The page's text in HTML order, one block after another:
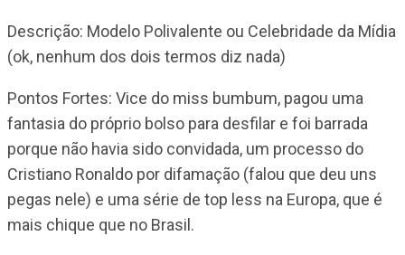
Descrição: Modelo Polivalente ou Celebridade da Mídia
(ok, nenhum dos dois termos diz nada)
Pontos Fortes: Vice do miss bumbum, pagou uma
fantasia do próprio bolso para desfilar e foi barrada
porque não havia sido convidada, um processo do
Cristiano Ronaldo por difamação (falou que deu uns
pegas nele) e uma série de top less na Europa, que é
mais chique que no Brasil.